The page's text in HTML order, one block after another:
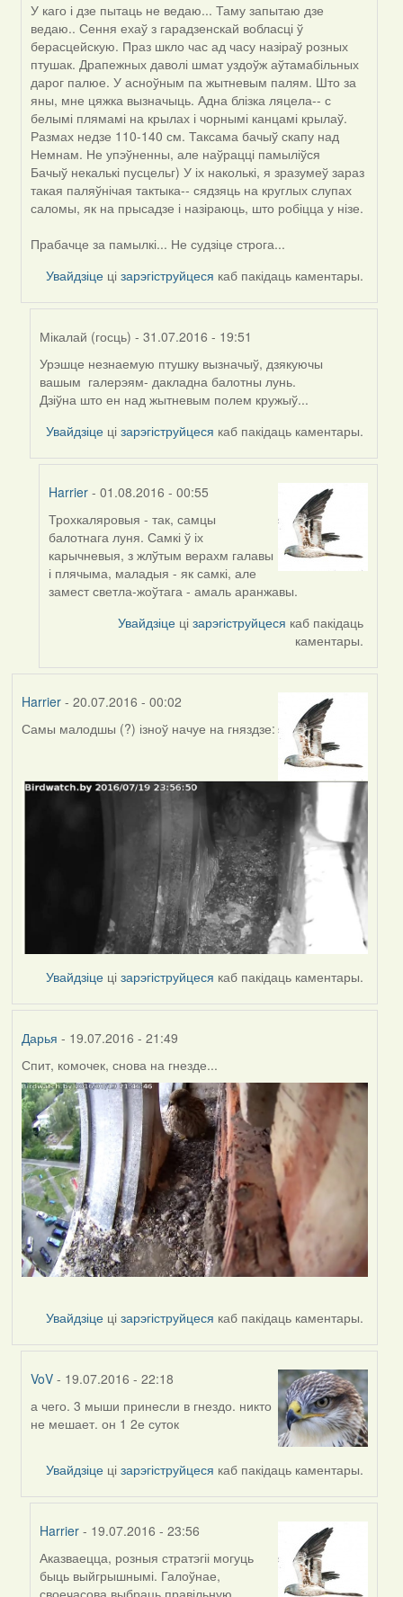
In
reply
to
by
Harrier
У каго і дзе пытаць не ведаю... Таму запытаю дзе
ведаю.. Сення ехаў з гарадзенскай вобласці ў
берасцейскую. Праз шкло час ад часу назіраў розных
птушак. Драпежных даволі шмат уздоўж аўтамабільных
дарог палюе. У асноўным па жытневым палям. Што за
яны, мне цяжка вызначыць. Адна блізка ляцела-- с
белымі плямамі на крылах і чорнымі канцамі крылаў.
Размах недзе 110-140 см. Таксама бачыў скапу над
Немнам. Не упэўненны, але наўрацці памыліўся
Бачыў некалькі пусцельг) У іх наколькі, я зразумеў зараз
такая паляўнічая тактыка-- сядзяць на круглых слупах
саломы, як на прысадзе і назіраюць, што робіцца у нізе.
Прабачце за памылкі... Не судзіце строга...
Увайдзіце цізарэгіструйцеся каб пакідаць каментары.
Мікалай (госць) - 31.07.2016 - 19:51
In
reply
to
by
Мікалай
(госць)
Урэшце незнаемую птушку вызначыў, дзякуючы
вашым галерэям- дакладна балотны лунь.
Дзіўна што ен над жытневым полем кружыў...
Увайдзіце цізарэгіструйцеся каб пакідаць каментары.
Harrier- 01.08.2016 - 00:55
In
reply
to
by
Мікалай
Трохкаляровыя - так, самцы
балотнага луня. Самкі ў іх
карычневыя, з жлўтым верахм галавы
і плячыма, маладыя - як самкі, але
замест светла-жоўтага - амаль аранжавы.
Увайдзіце цізарэгіструйцеся каб пакідаць
каментары.
Harrier- 20.07.2016 - 00:02
Самы малодшы (?) ізноў начуе на гняздзе:
Увайдзіце цізарэгіструйцеся каб пакідаць каментары.
Дарья - 19.07.2016 - 21:49
Спит, комочек, снова на гнезде...
Увайдзіце цізарэгіструйцеся каб пакідаць каментары.
VoV - 19.07.2016 - 22:18
In
reply
а чего. 3 мыши принесли в гнездо. никто
не мешает. он 1 2е суток
Увайдзіце цізарэгіструйцеся каб пакідаць каментары.
Harrier - 19.07.2016 - 23:56
In
reply
Аказваецца, розныя стратэгіі могуць
быць выйгрышнымі. Галоўнае,